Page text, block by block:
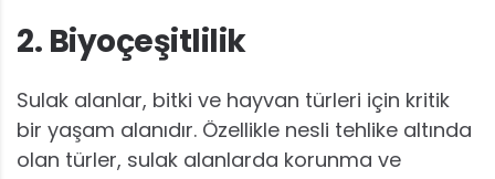
2. Biyoçeşitlilik
Sulak alanlar, bitki ve hayvan türleri için kritik
bir yaşam alanıdır. Özellikle nesli tehlike altında
olan türler, sulak alanlarda korunma ve